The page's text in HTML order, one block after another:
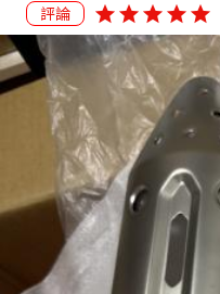
評論 starstarstarstarstar